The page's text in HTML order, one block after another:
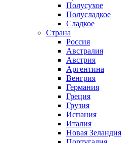
Полусухое
Полусладкое
Сладкое
Страна
Россия
Австралия
Австрия
Аргентина
Венгрия
Германия
Греция
Грузия
Испания
Италия
Новая Зеландия